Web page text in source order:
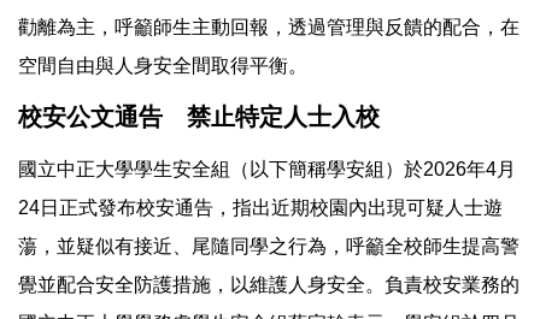
勸離為主，呼籲師生主動回報，透過管理與反饋的配合，在
空間自由與人身安全間取得平衡。
校安公文通告 禁止特定人士入校
國立中正大學學生安全組（以下簡稱學安組）於2026年4月
24日正式發布校安通告，指出近期校園內出現可疑人士遊
蕩，並疑似有接近、尾隨同學之行為，呼籲全校師生提高警
覺並配合安全防護措施，以維護人身安全。負責校安業務的